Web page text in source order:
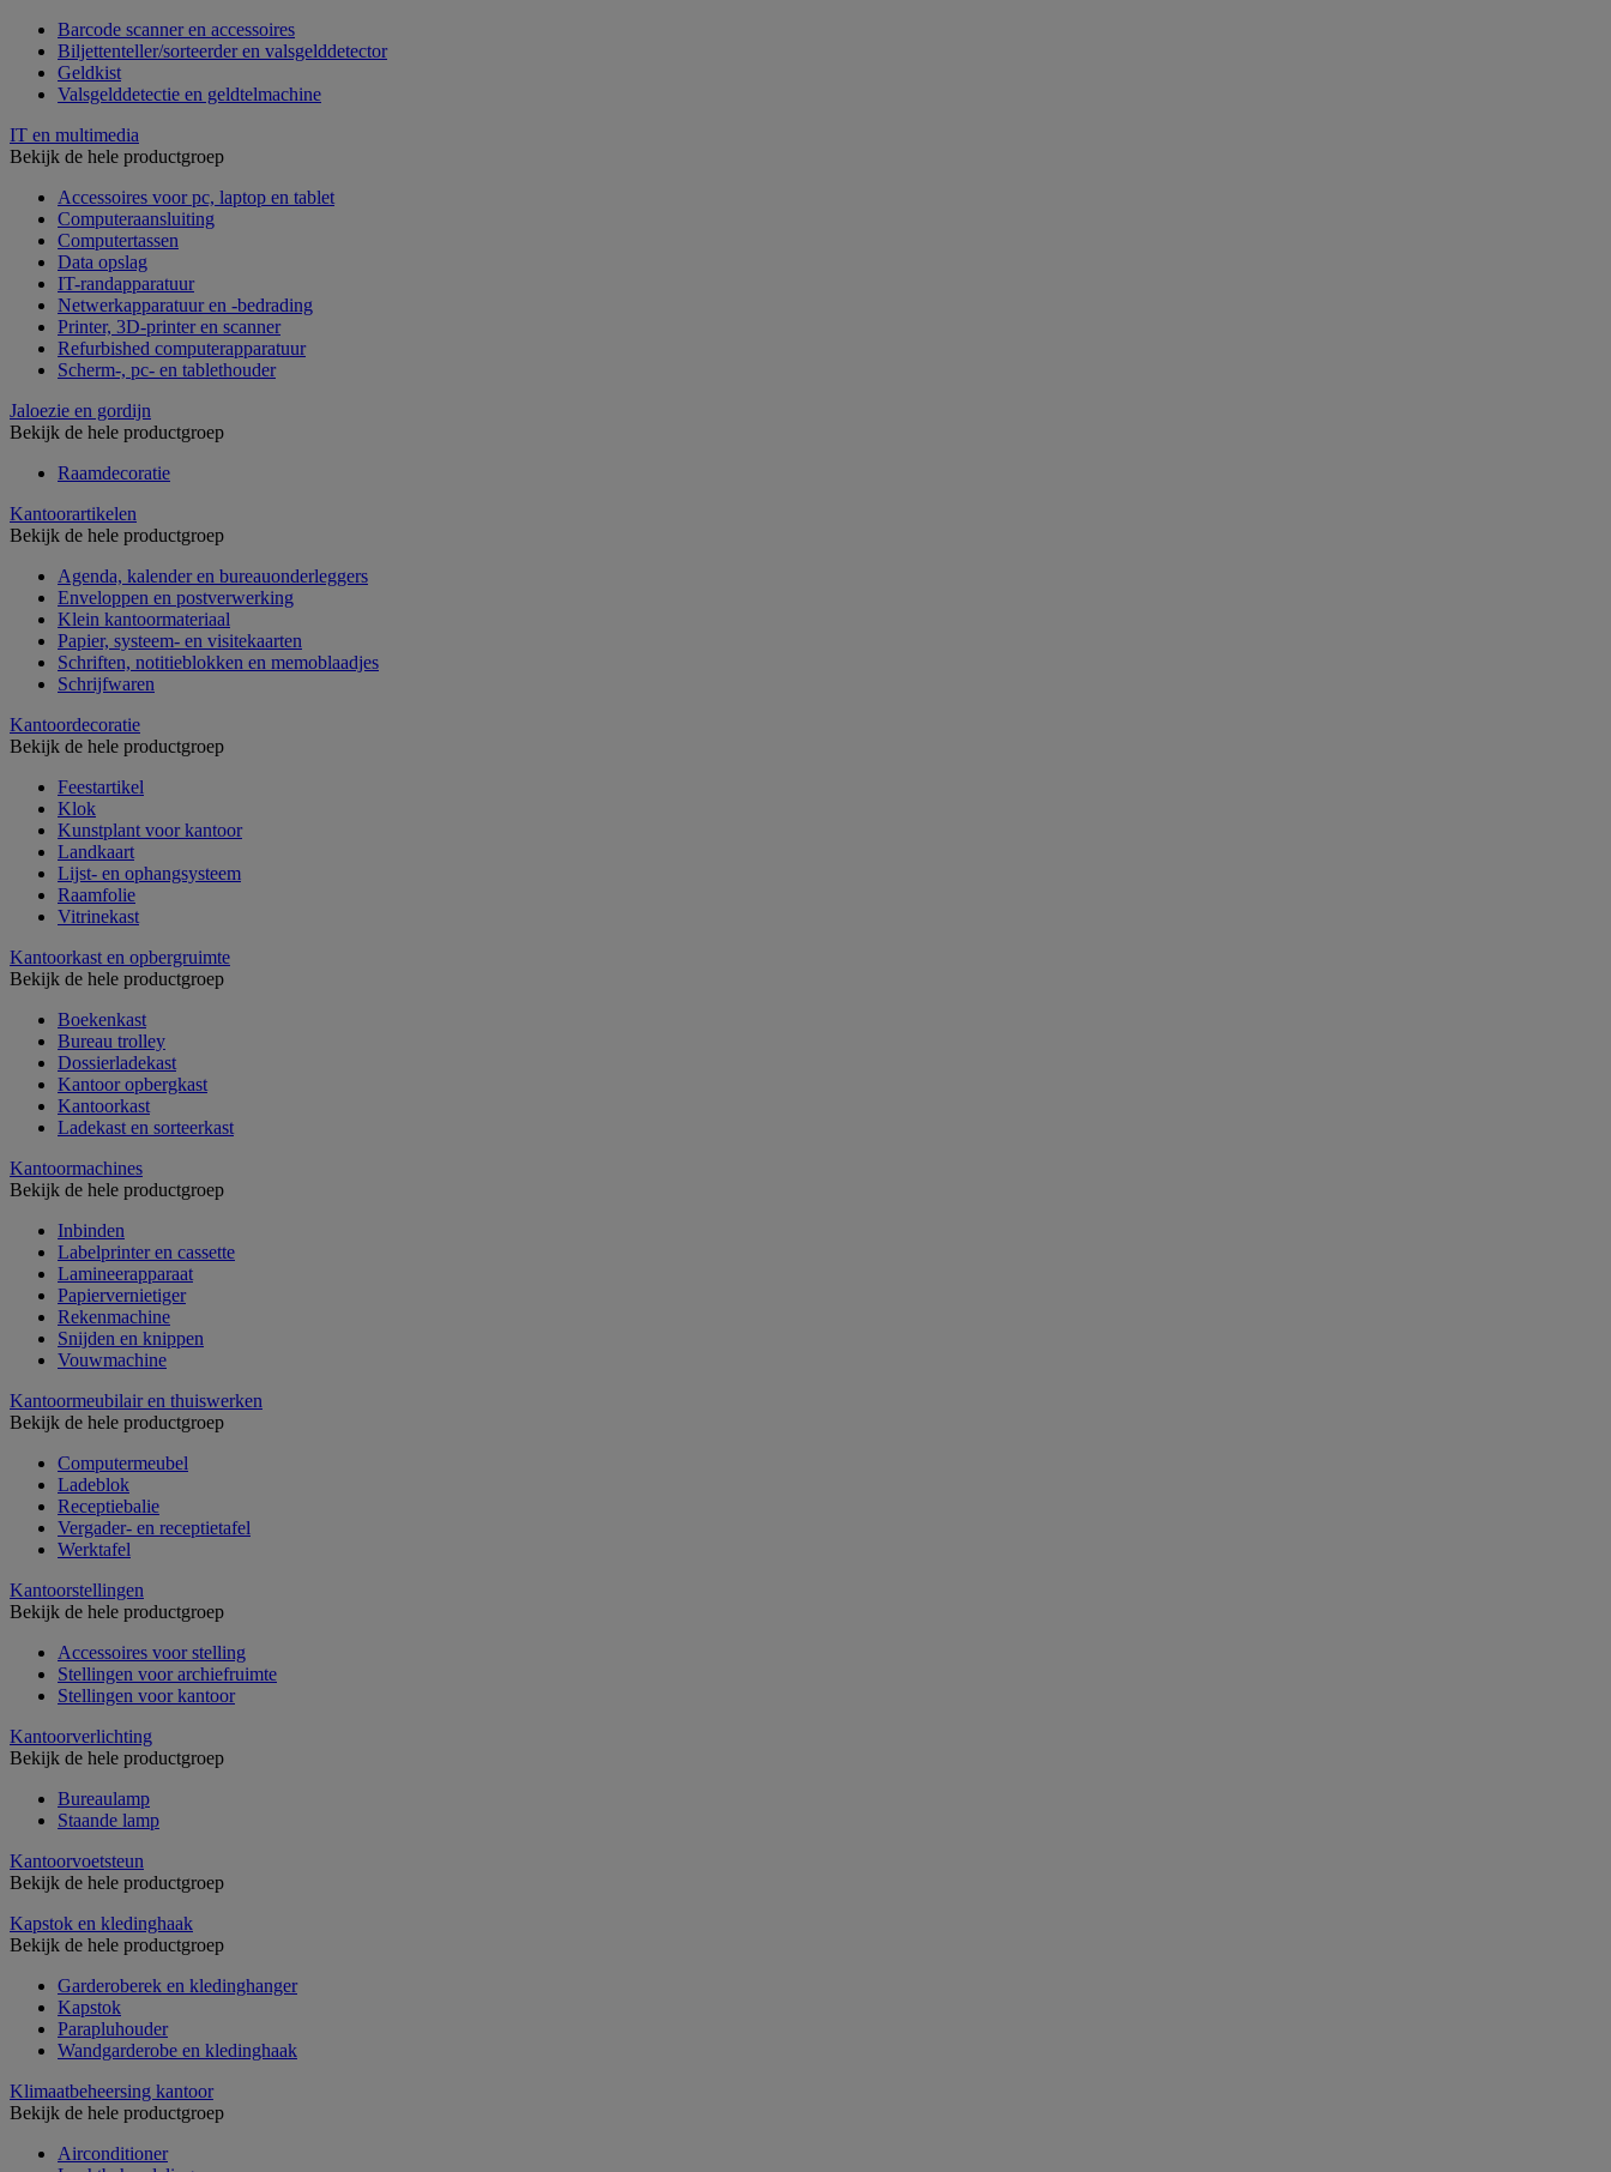
Barcode scanner en accessoires
Biljettenteller/sorteerder en valsgelddetector
Geldkist
Valsgelddetectie en geldtelmachine
IT en multimedia
Bekijk de hele productgroep
Accessoires voor pc, laptop en tablet
Computeraansluiting
Computertassen
Data opslag
IT-randapparatuur
Netwerkapparatuur en -bedrading
Printer, 3D-printer en scanner
Refurbished computerapparatuur
Scherm-, pc- en tablethouder
Jaloezie en gordijn
Bekijk de hele productgroep
Raamdecoratie
Kantoorartikelen
Bekijk de hele productgroep
Agenda, kalender en bureauonderleggers
Enveloppen en postverwerking
Klein kantoormateriaal
Papier, systeem- en visitekaarten
Schriften, notitieblokken en memoblaadjes
Schrijfwaren
Kantoordecoratie
Bekijk de hele productgroep
Feestartikel
Klok
Kunstplant voor kantoor
Landkaart
Lijst- en ophangsysteem
Raamfolie
Vitrinekast
Kantoorkast en opbergruimte
Bekijk de hele productgroep
Boekenkast
Bureau trolley
Dossierladekast
Kantoor opbergkast
Kantoorkast
Ladekast en sorteerkast
Kantoormachines
Bekijk de hele productgroep
Inbinden
Labelprinter en cassette
Lamineerapparaat
Papiervernietiger
Rekenmachine
Snijden en knippen
Vouwmachine
Kantoormeubilair en thuiswerken
Bekijk de hele productgroep
Computermeubel
Ladeblok
Receptiebalie
Vergader- en receptietafel
Werktafel
Kantoorstellingen
Bekijk de hele productgroep
Accessoires voor stelling
Stellingen voor archiefruimte
Stellingen voor kantoor
Kantoorverlichting
Bekijk de hele productgroep
Bureaulamp
Staande lamp
Kantoorvoetsteun
Bekijk de hele productgroep
Kapstok en kledinghaak
Bekijk de hele productgroep
Garderoberek en kledinghanger
Kapstok
Parapluhouder
Wandgarderobe en kledinghaak
Klimaatbeheersing kantoor
Bekijk de hele productgroep
Airconditioner